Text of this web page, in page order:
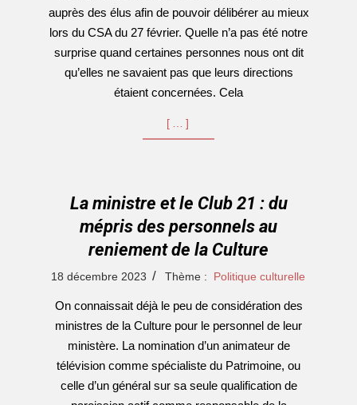
auprès des élus afin de pouvoir délibérer au mieux
lors du CSA du 27 février. Quelle n’a pas été notre
surprise quand certaines personnes nous ont dit
qu’elles ne savaient pas que leurs directions
étaient concernées. Cela
[…]
La ministre et le Club 21 : du
mépris des personnels au
reniement de la Culture
2023-
18
18 décembre 2023 Thème : Politique culturelle
On connaissait déjà le peu de considération des
ministres de la Culture pour le personnel de leur
ministère. La nomination d’un animateur de
télévision comme spécialiste du Patrimoine, ou
celle d’un général sur sa seule qualification de